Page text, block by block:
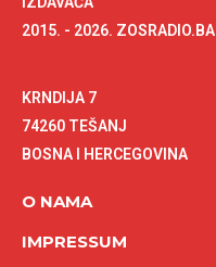
2015. - 2026. ZOSRADIO.BA
KRNDIJA 7
74260 TEŠANJ
BOSNA I HERCEGOVINA
O NAMA
IMPRESSUM